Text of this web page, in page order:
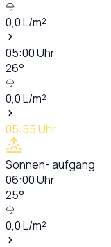
0,0L/m²
05:00Uhr
26°
0,0L/m²
05:55Uhr
Sonnen- aufgang
06:00Uhr
25°
0,0L/m²